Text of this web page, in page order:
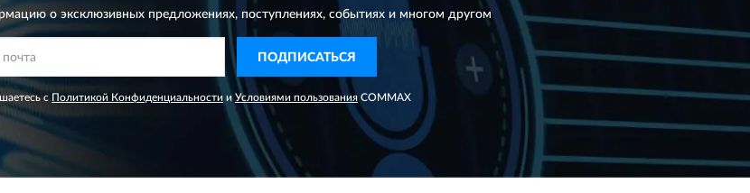
о эксклюзивных предложениях,поступлениях, событиях и многом другом
ПОДПИСАТЬСЯ
с Политикой Конфиденциальности и Условиями пользованияCOMMAX